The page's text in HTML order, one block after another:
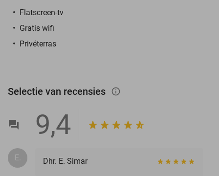
Flatscreen-tv
Gratis wifi
Privéterras
Selectie van recensies info_outlined
9,4
E. Dhr. E. Simar